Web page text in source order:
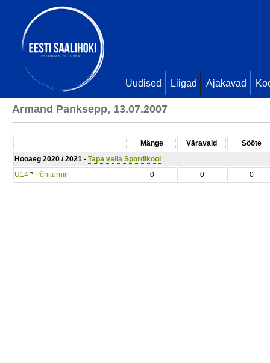
Uudised Liigad Ajakavad
Armand Panksepp, 13.07.2007
Mänge Väravaid
Sööte
Hooaeg 2020 / 2021 - Tapa valla Spordikool
U14 * Põhiturniir 0 0 0